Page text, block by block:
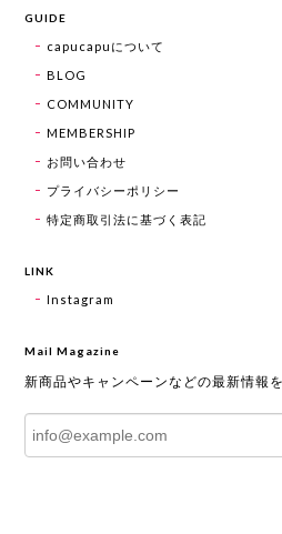
GUIDE
capucapuについて
BLOG
COMMUNITY
MEMBERSHIP
お問い合わせ
プライバシーポリシー
特定商取引法に基づく表記
LINK
Instagram
Mail Magazine
新商品やキャンペーンなどの最新情報